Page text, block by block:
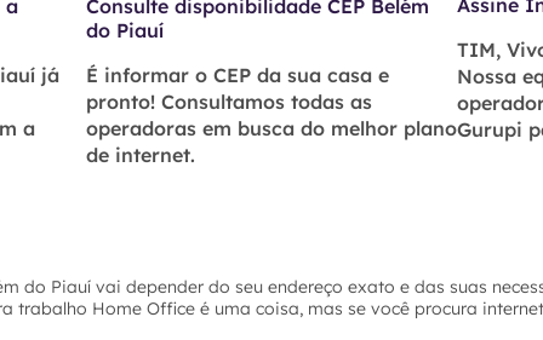
a
já
a
Consulte disponibilidade CEP Belém
do Piauí
É informar o CEP da sua casa e
pronto! Consultamos todas as
operadoras em busca do melhor plano
de internet.
Assine
TIM,
Nossa
Gurupi
do Piauí vai depender do seu endereço exato e das suas
trabalho Home Office é uma coisa, mas se você procura